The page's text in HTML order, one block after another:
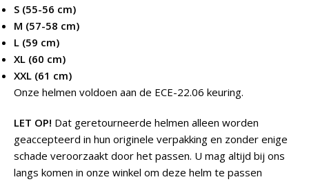
S (55-56 cm)
M (57-58 cm)
L (59 cm)
XL (60 cm)
XXL (61 cm)
Onze helmen voldoen aan de ECE-22.06 keuring.
LET OP! Dat geretourneerde helmen alleen worden
geaccepteerd in hun originele verpakking en zonder enige
schade veroorzaakt door het passen. U mag altijd bij ons
langs komen in onze winkel om deze helm te passen